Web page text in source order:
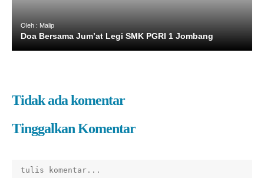
Oleh : Malip
Doa Bersama Jum’at Legi SMK PGRI 1 Jombang
Tidak ada komentar
Tinggalkan Komentar